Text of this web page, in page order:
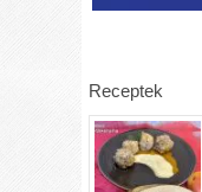
Receptek